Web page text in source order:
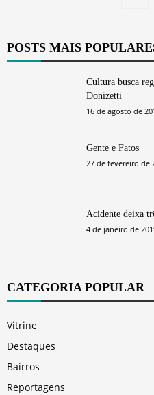
POSTS MAIS
Cultura busca
Donizetti
16 de agosto de
Gente e Fatos
27 de fevereiro de
Acidente deixa
4 de janeiro de
CATEGORIA POPULAR
Vitrine
Destaques
Bairros
Reportagens